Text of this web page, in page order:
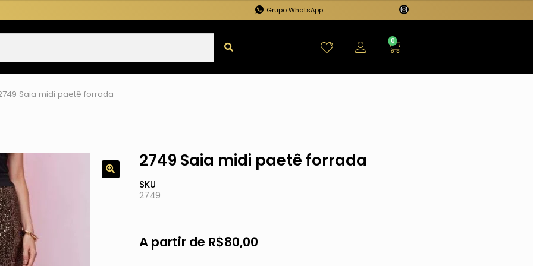
Grupo WhatsApp
0
Saia midi paetê forrada
2749 Saia midi paetê forrada
SKU
2749
A partir de R$80,00